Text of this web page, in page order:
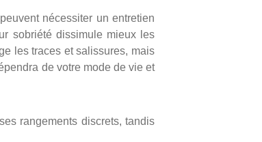
nécessiter un entretien
sobriété dissimule mieux les
les traces et salissures, mais
de votre mode de vie et
rangements discrets, tandis